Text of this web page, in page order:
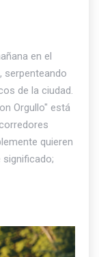
en el
serpenteando
de la ciudad.
Orgullo" está
quieren
significado;